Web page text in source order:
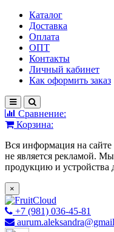
Каталог
Доставка
Оплата
ОПТ
Контакты
Личный кабинет
Как оформить заказ
Сравнение:
Корзина:
Вся информация на
не является рекламой.
продукцию и устройства
×
+7 (981) 036-45-81